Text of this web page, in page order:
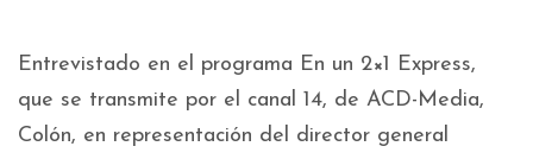
Entrevistado en el programa En un 2×1 Express,
que se transmite por el canal 14, de ACD-Media,
Colón, en representación del director general